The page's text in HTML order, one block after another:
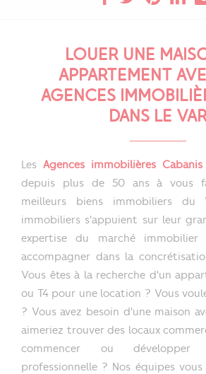
LOUER UNE
APPARTEMENT
AGENCES
DANS LE
Les Agences immobilières
depuis plus de 50 ans à vous
meilleurs biens immobiliers du
immobiliers s'appuient sur leur
expertise du marché
accompagner dans la
Vous êtes à la recherche d'un
ou T4 pour une location ? Vous
? Vous avez besoin d'une maison
aimeriez trouver des locaux
commencer ou
professionnelle ? Nos équipes